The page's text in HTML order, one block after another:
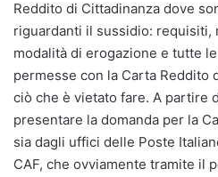
Reddito di Cittadinanza dove
riguardanti il sussidio: requisiti,
modalità di erogazione e tutte
permesse con la Carta Reddito
ciò che è vietato fare. A partire
presentare la domanda per la
sia dagli uffici delle Poste
CAF, che ovviamente tramite il